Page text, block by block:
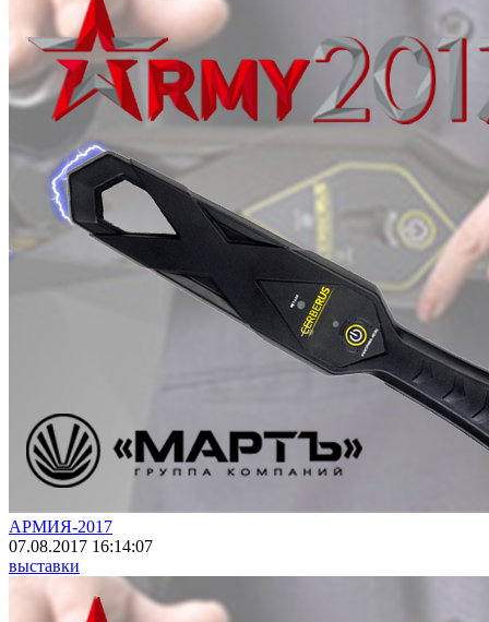
АРМИЯ-2017
07.08.2017 16:14:07
выставки